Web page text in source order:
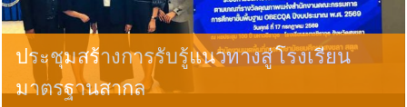
เดินรณรงค์เชิญชวนไปใช้สิทธิเลือกตั้ง
ส.อบต และนายกฯ อบต.